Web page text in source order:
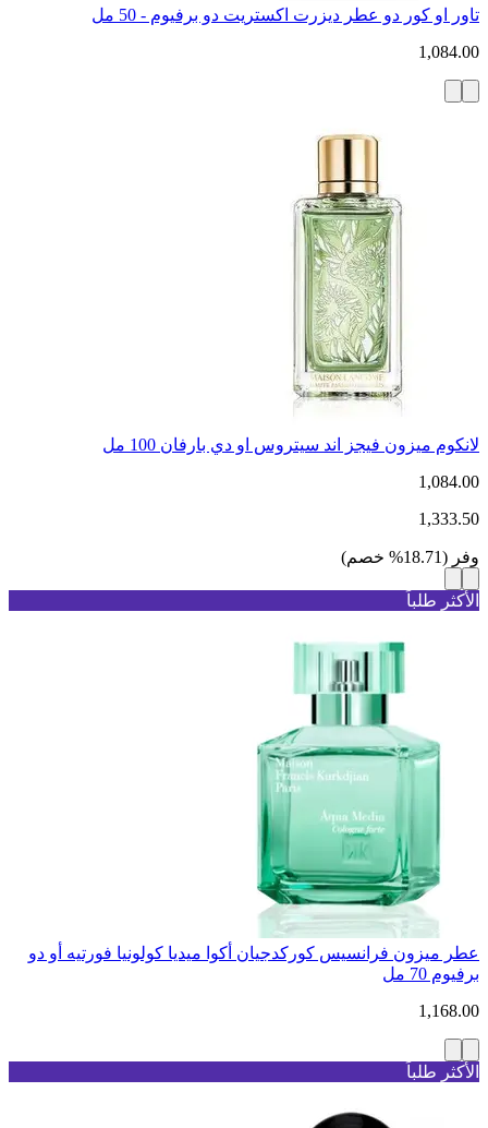
تاور او كور دو عطر ديزرت اكستريت دو برفيوم - 50 مل
1,084.00
لانكوم ميزون فيجز اند سيتروس او دي بارفان 100 مل
1,084.00
1,333.50
وفر (
18.71
% خصم)
الأكثر طلباً
عطر ميزون فرانسيس كوركدجيان أكوا ميديا كولونيا فورتيه أو دو
برفيوم 70 مل
1,168.00
الأكثر طلباً